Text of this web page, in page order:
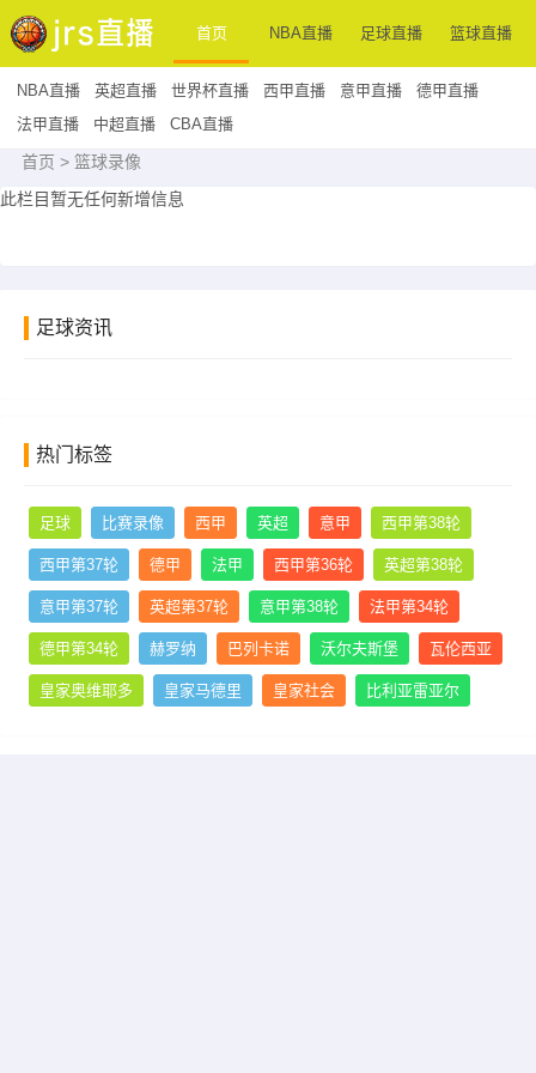
首页 NBA直播 足球直播 篮球直播
NBA直播 英超直播 世界杯直播 西甲直播 意甲直播
德甲直播
法甲直播
中超直播 CBA直播
首页 > 篮球录像
此栏目暂无任何新增信息
足球资讯
热门标签
足球 比赛录像 西甲 英超 意甲 西甲第38轮
西甲第37轮 德甲 法甲 西甲第36轮 英超第38轮
意甲第37轮 英超第37轮 意甲第38轮 法甲第34轮
德甲第34轮 赫罗纳 巴列卡诺 沃尔夫斯堡 瓦伦西亚
皇家奥维耶多 皇家马德里 皇家社会 比利亚雷亚尔